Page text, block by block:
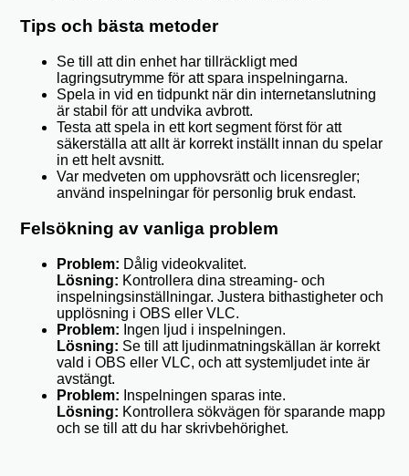
Tips och bästa metoder
Se till att din enhet har tillräckligt med
lagringsutrymme för att spara inspelningarna.
Spela in vid en tidpunkt när din internetanslutning
är stabil för att undvika avbrott.
Testa att spela in ett kort segment först för att
säkerställa att allt är korrekt inställt innan du spelar
in ett helt avsnitt.
Var medveten om upphovsrätt och licensregler;
använd inspelningar för personlig bruk endast.
Felsökning av vanliga problem
Problem: Dålig videokvalitet.
Lösning: Kontrollera dina streaming- och
inspelningsinställningar. Justera bithastigheter och
upplösning i OBS eller VLC.
Problem: Ingen ljud i inspelningen.
Lösning: Se till att ljudinmatningskällan är korrekt
vald i OBS eller VLC, och att systemljudet inte är
avstängt.
Problem: Inspelningen sparas inte.
Lösning: Kontrollera sökvägen för sparande mapp
och se till att du har skrivbehörighet.